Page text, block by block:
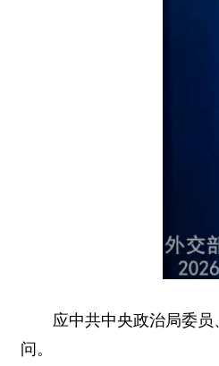
应中共中央政治局委
问。